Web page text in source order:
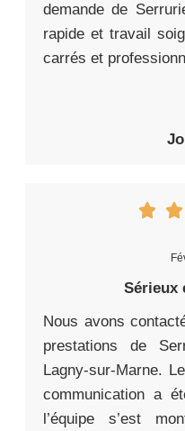
demande de
rapide et travail
carrés et
Sérieux
Nous avons
prestations de
Lagny-sur-Marne.
communication a
l’équipe s’est